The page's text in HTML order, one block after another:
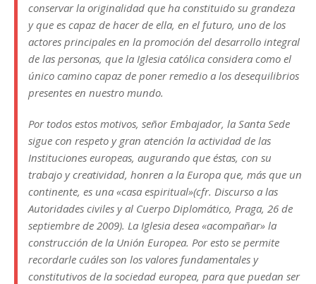
conservar la originalidad que ha constituido su grandeza
y que es capaz de hacer de ella, en el futuro, uno de los
actores principales en la promoción del desarrollo integral
de las personas, que la Iglesia católica considera como el
único camino capaz de poner remedio a los desequilibrios
presentes en nuestro mundo.
Por todos estos motivos, señor Embajador, la Santa Sede
sigue con respeto y gran atención la actividad de las
Instituciones europeas, augurando que éstas, con su
trabajo y creatividad, honren a la Europa que, más que un
continente, es una «casa espiritual»(cfr. Discurso a las
Autoridades civiles y al Cuerpo Diplomático, Praga, 26 de
septiembre de 2009). La Iglesia desea «acompañar» la
construcción de la Unión Europea. Por esto se permite
recordarle cuáles son los valores fundamentales y
constitutivos de la sociedad europea, para que puedan ser